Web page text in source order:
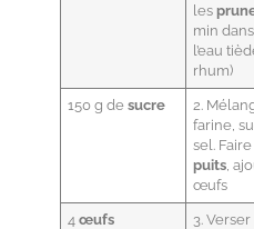
les
min
l’eau
rhum)
150 g desucre
2.
farine,
sel.
puits,
œufs
4œufs 3.